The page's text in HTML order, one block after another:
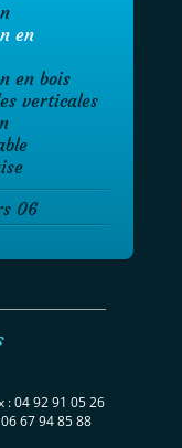
en
en bois
verticales
06
: 04 92 91 05 26
67 94 85 88